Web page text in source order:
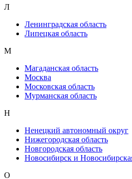
Л
Ленинградская область
Липецкая область
М
Магаданская область
Москва
Московская область
Мурманская область
Н
Ненецкий автономный округ
Нижегородская область
Новгородская область
Новосибирск и
О